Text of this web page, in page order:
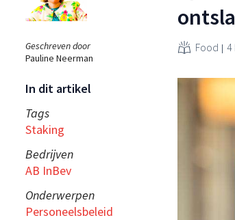
Geschreven door
Pauline Neerman
In dit artikel
Tags
Staking
Bedrijven
AB InBev
Onderwerpen
Personeelsbeleid
Food 4